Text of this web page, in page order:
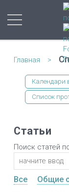
Главная
Календари
Список
Статьи
Поиск статей
Все Общие